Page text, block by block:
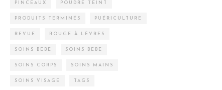
PINCEAUX POUDRE TEINT
PRODUITS TERMINÉS PUÉRICULTURE
REVUE ROUGE À LÈVRES
SOINS BÉBÉ SOINS BÉBÉ
SOINS CORPS SOINS MAINS
SOINS VISAGE TAGS